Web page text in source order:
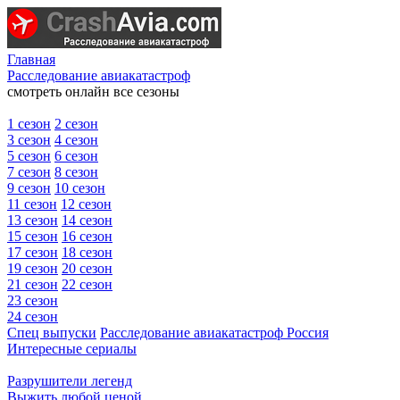
Главная
Расследование авиакатастроф
смотреть онлайн все сезоны
1 сезон 2 сезон
3 сезон 4 сезон
5 сезон 6 сезон
7 сезон 8 сезон
9 сезон 10 сезон
11 сезон 12 сезон
13 сезон 14 сезон
15 сезон 16 сезон
17 сезон 18 сезон
19 сезон 20 сезон
21 сезон 22 сезон
23 сезон
24 сезон
Спец выпуски Расследование авиакатастроф Россия
Интересные сериалы
Разрушители легенд
Выжить любой ценой